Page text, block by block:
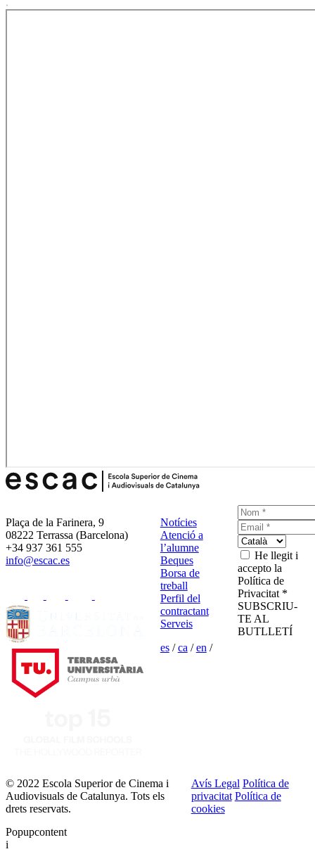
Plaça de la Farinera, 9
08222 Terrassa (Barcelona)
+34 937 361 555
info@escac.es
Notícies
Atenció a
l’alumne
Beques
Borsa de
treball
Perfil del
contractant
Serveis
es/ca /en /
He llegit i
accepto la
Política de
Privacitat *
SUBSCRIU-
TE AL
BUTLLETÍ
© 2022 Escola Superior de Cinema i
Audiovisuals de Catalunya. Tots els
drets reservats.
Avís Legal Política de
privacitat Política de
cookies
Popupcontent
i